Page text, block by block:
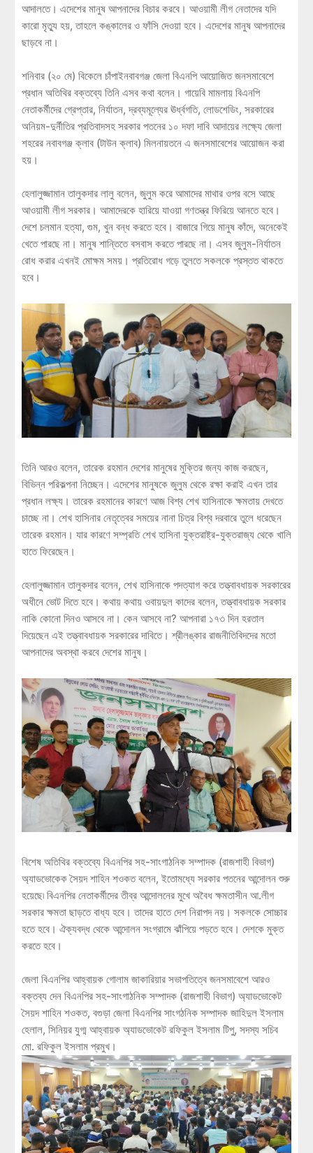
আদালতে। এদেশের মানুষ আপনাদের বিচার করবে। আওয়ামী লীগ নেতাদের যদি
কারো মৃত্যু হয়, তাহলে কঙ্কালের ও ফাঁসি দেওয়া হবে। এদেশের মানুষ আপনাদের
ছাড়বে না।
শনিবার (২০ মে) বিকেলে চাঁপাইনবাবগঞ্জ জেলা বিএনপি আয়োজিত জনসমাবেশে
প্রধান অতিথির বক্তব্যে তিনি এসব কথা বলেন। গায়েবি মামলায় বিএনপি
নেতাকর্মীদের গ্রেপ্তার, নির্যাতন, দ্রব্যমূল্যের ঊর্ধ্বগতি, লোডশেডিং, সরকারের
অনিয়ম-দুর্নীতির প্রতিবাদসহ সরকার পতনের ১০ দফা দাবি আদায়ের লক্ষ্যে জেলা
শহরের নবাবগঞ্জ ক্লাব (টাউন ক্লাব) মিলনায়তনে এ জনসমাবেশের আয়োজন করা
হয়।
হেলালুজ্জামান তালুকদার লালু বলেন, জুলুম করে আমাদের মাথার ওপর বসে আছে
আওয়ামী লীগ সরকার। আমাদেরকে হারিয়ে যাওয়া গণতন্ত্র ফিরিয়ে আনতে হবে।
দেশে চলমান হত্যা, গুম, খুন বন্ধ করতে হবে। বাজারে গিয়ে মানুষ কাঁদে, অনেকেই
খেতে পারছে না। মানুষ শান্তিতে বসবাস করতে পারছে না। এসব জুলুম-নির্যাতন
রোধ করার এখনই মোক্ষম সময়। প্রতিরোধ গড়ে তুলতে সকলকে প্রস্তত থাকতে
হবে।
তিনি আরও বলেন, তারেক রহমান দেশের মানুষের মুক্তির জন্য কাজ করছেন,
বিভিন্ন পরিকল্পনা নিচ্ছেন। এদেশের মানুষকে জুলুম থেকে রক্ষা করাই এখন তার
প্রধান লক্ষ্য। তারেক রহমানের কারণে আজ বিশ্ব শেখ হাসিনাকে ক্ষমতায় দেখতে
চাচ্ছে না। শেখ হাসিনার নেতৃত্বের সময়ের নানা চিত্র বিশ্ব দরবারে তুলে ধরেছেন
তারেক রহমান। যার কারণে সম্প্রতি শেখ হাসিনা যুক্তরাষ্ট্র-যুক্তরাজ্য থেকে খালি
হাতে ফিরেছেন।
হেলালুজ্জামান তালুকদার বলেন, শেখ হাসিনাকে পদত্যাগ করে তত্ত্বাবধায়ক সরকারের
অধীনে ভোট দিতে হবে। কথায় কথায় ওবায়দুল কাদের বলেন, তত্ত্বাবধায়ক সরকার
নাকি কোনো দিনও আসবে না। কেন আসবে না? আপনারা ১৭৩ দিন হরতাল
দিয়েছেন এই তত্ত্বাবধায়ক সরকারের দাবিতে। শ্রীলঙ্কার রাজনীতিবিদদের মতো
আপনাদের অবস্থা করবে দেশের মানুষ।
বিশেষ অতিথির বক্তব্যে বিএনপির সহ-সাংগাঠনিক সম্পাদক (রাজশাহী বিভাগ)
অ্যাডভোকেক সৈয়দ শাহিন শওকত বলেন, ইতোমধ্যে সরকার পতনের আন্দোলন শুরু
হয়েছে৷ বিএনপির নেতাকর্মীদের তীব্র আন্দোলনের মুখে অবৈধ ক্ষমতাসীন আ.লীগ
সরকার ক্ষমতা ছাড়তে বাধ্য হবে। তাদের হাতে দেশ নিরাপদ নয়। সকলকে সোচ্চার
হতে হবে। ঐক্যবদ্ধ থেকে আন্দোলন সংগ্রামে ঝাঁপিয়ে পড়তে হবে। দেশকে মুক্ত
করতে হবে।
জেলা বিএনপির আহ্বায়ক গোলাম জাকারিয়ার সভাপতিত্বে জনসমাবেশে আরও
বক্তব্য দেন বিএনপির সহ-সাংগাঠনিক সম্পাদক (রাজশাহী বিভাগ) অ্যাডভোকেট
সৈয়দ শাহিন শওকত, বগুড়া জেলা বিএনপির সাংগঠনিক সম্পাদক জাহিদুল ইসলাম
হেলাল, সিনিয়র যুগ্ম আহ্বায়ক অ্যাডভোকেট রফিকুল ইসলাম টিপু, সদস্য সচিব
মো. রফিকুল ইসলাম প্রমুখ।